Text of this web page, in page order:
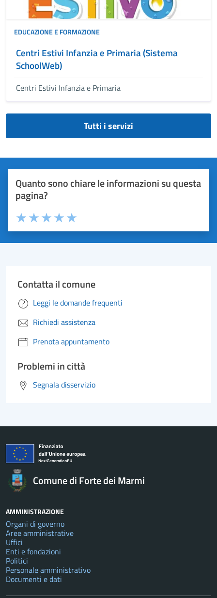
EDUCAZIONE E FORMAZIONE
Centri Estivi Infanzia e Primaria (Sistema
SchoolWeb)
Centri Estivi Infanzia e Primaria
Tutti i servizi
Quanto sono chiare le informazioni su questa
pagina?
Valuta 5 stelle su 5
Valuta 4 stelle su 5
Valuta 3 stelle su 5
Valuta 2 stelle su 5
Valuta 1 stelle su 5
Contatta il comune
Leggi le domande frequenti
Richiedi assistenza
Prenota appuntamento
Problemi in città
Segnala disservizio
Comune di Forte dei Marmi
AMMINISTRAZIONE
Organi di governo
Aree amministrative
Uffici
Enti e fondazioni
Politici
Personale amministrativo
Documenti e dati